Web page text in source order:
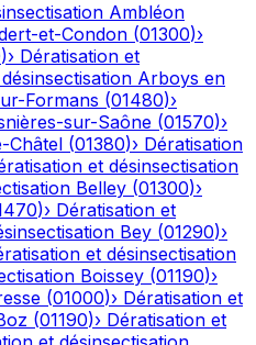
Ambléon
et-Condon (01300)›
)› Dératisation et
Arboys en
Formans (01480)›
sur-Saône (01570)›
Châtel (01380)› Dératisation
et désinsectisation
Belley (01300)›
)› Dératisation et
Bey (01290)›
et désinsectisation
Boissey (01190)›
(01000)› Dératisation et
(01190)› Dératisation et